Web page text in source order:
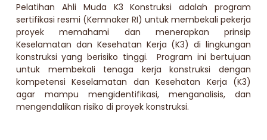
Pelatihan Ahli Muda K3 Konstruksi adalah program
sertifikasi resmi (Kemnaker RI) untuk membekali pekerja
proyek memahami dan menerapkan prinsip
Keselamatan dan Kesehatan Kerja (K3) di lingkungan
konstruksi yang berisiko tinggi. Program ini bertujuan
untuk membekali tenaga kerja konstruksi dengan
kompetensi Keselamatan dan Kesehatan Kerja (K3)
agar mampu mengidentifikasi, menganalisis, dan
mengendalikan risiko di proyek konstruksi.